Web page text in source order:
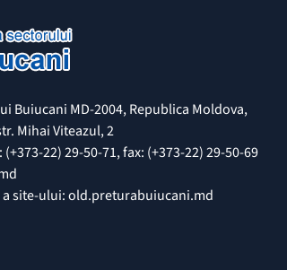
Buiucani MD-2004, Republica Moldova,
Mihai Viteazul, 2
22) 29-50-71, fax: (+373-22) 29-50-69
a site-ului: old.preturabuiucani.md